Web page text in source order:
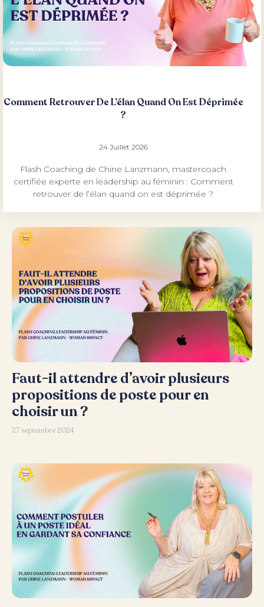
Comment Retrouver De L’élan Quand On Est Déprimée
?
24 Juillet 2026
Flash Coaching de Chine Lanzmann, mastercoach
certifiée experte en leadership au féminin : Comment
retrouver de l’élan quand on est déprimée ?
Faut-il attendre d’avoir plusieurs
propositions de poste pour en
choisir un ?
27 septembre 2024